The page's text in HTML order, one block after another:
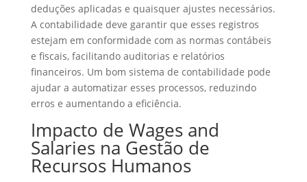
deduções aplicadas e quaisquer ajustes necessários.
A contabilidade deve garantir que esses registros
estejam em conformidade com as normas contábeis
e fiscais, facilitando auditorias e relatórios
financeiros. Um bom sistema de contabilidade pode
ajudar a automatizar esses processos, reduzindo
erros e aumentando a eficiência.
Impacto de Wages and
Salaries na Gestão de
Recursos Humanos